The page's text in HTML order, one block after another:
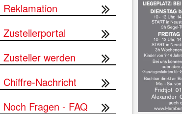
Reklamation
Zustellerportal
Zusteller werden
Chiffre-Nachricht
Noch Fragen - FAQ